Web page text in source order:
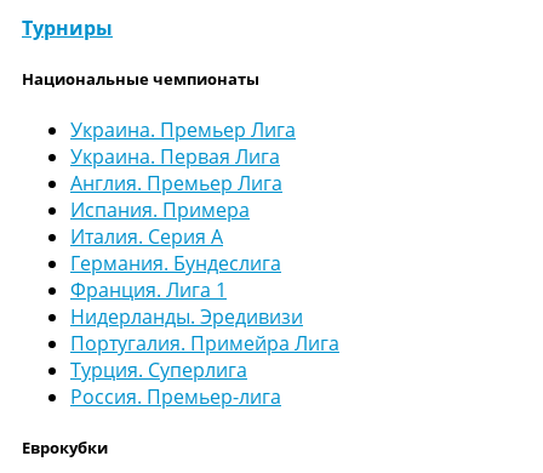
Турниры
Национальные чемпионаты
Украина. Премьер Лига
Украина. Первая Лига
Англия. Премьер Лига
Испания. Примера
Италия. Серия А
Германия. Бундеслига
Франция. Лига 1
Нидерланды. Эредивизи
Португалия. Примейра Лига
Турция. Суперлига
Россия. Премьер-лига
Еврокубки